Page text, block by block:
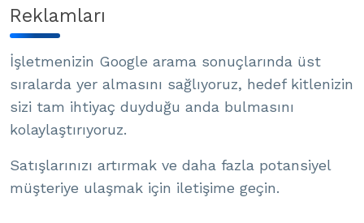
Reklamları
İşletmenizin Google arama sonuçlarında üst
sıralarda yer almasını sağlıyoruz, hedef kitlenizin
sizi tam ihtiyaç duyduğu anda bulmasını
kolaylaştırıyoruz.
Satışlarınızı artırmak ve daha fazla potansiyel
müşteriye ulaşmak için iletişime geçin.